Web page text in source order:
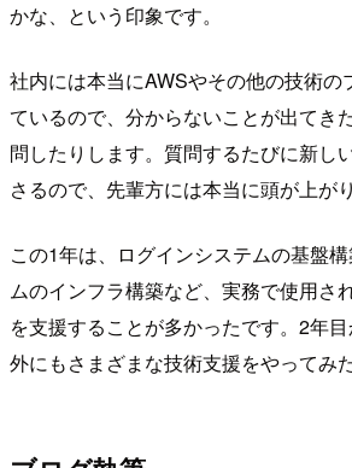
かな、という印象です。
社内には本当にAWSやその他の技術の
ているので、分からないことが出てき
問したりします。質問するたびに新し
さるので、先輩方には本当に頭が上が
この1年は、ログインシステムの基盤
ムのインフラ構築など、実務で使用さ
を支援することが多かったです。2年
外にもさまざまな技術支援をやってみ